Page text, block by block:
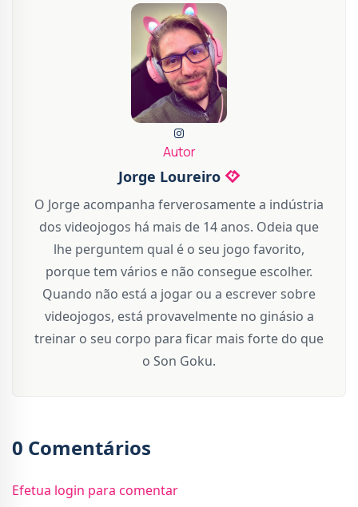
Autor
Jorge Loureiro
O Jorge acompanha ferverosamente a indústria
dos videojogos há mais de 14 anos. Odeia que
lhe perguntem qual é o seu jogo favorito,
porque tem vários e não consegue escolher.
Quando não está a jogar ou a escrever sobre
videojogos, está provavelmente no ginásio a
treinar o seu corpo para ficar mais forte do que
o Son Goku.
0 Comentários
Efetua login para comentar